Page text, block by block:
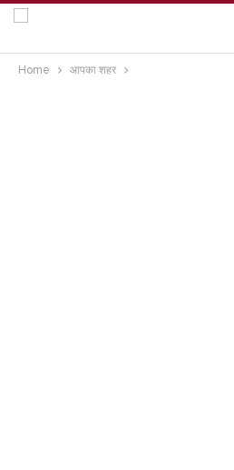
Home आपका शहर